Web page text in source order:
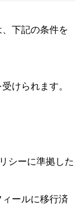
下記の条件を
けられます。
シーに準拠した
ィールに移行済